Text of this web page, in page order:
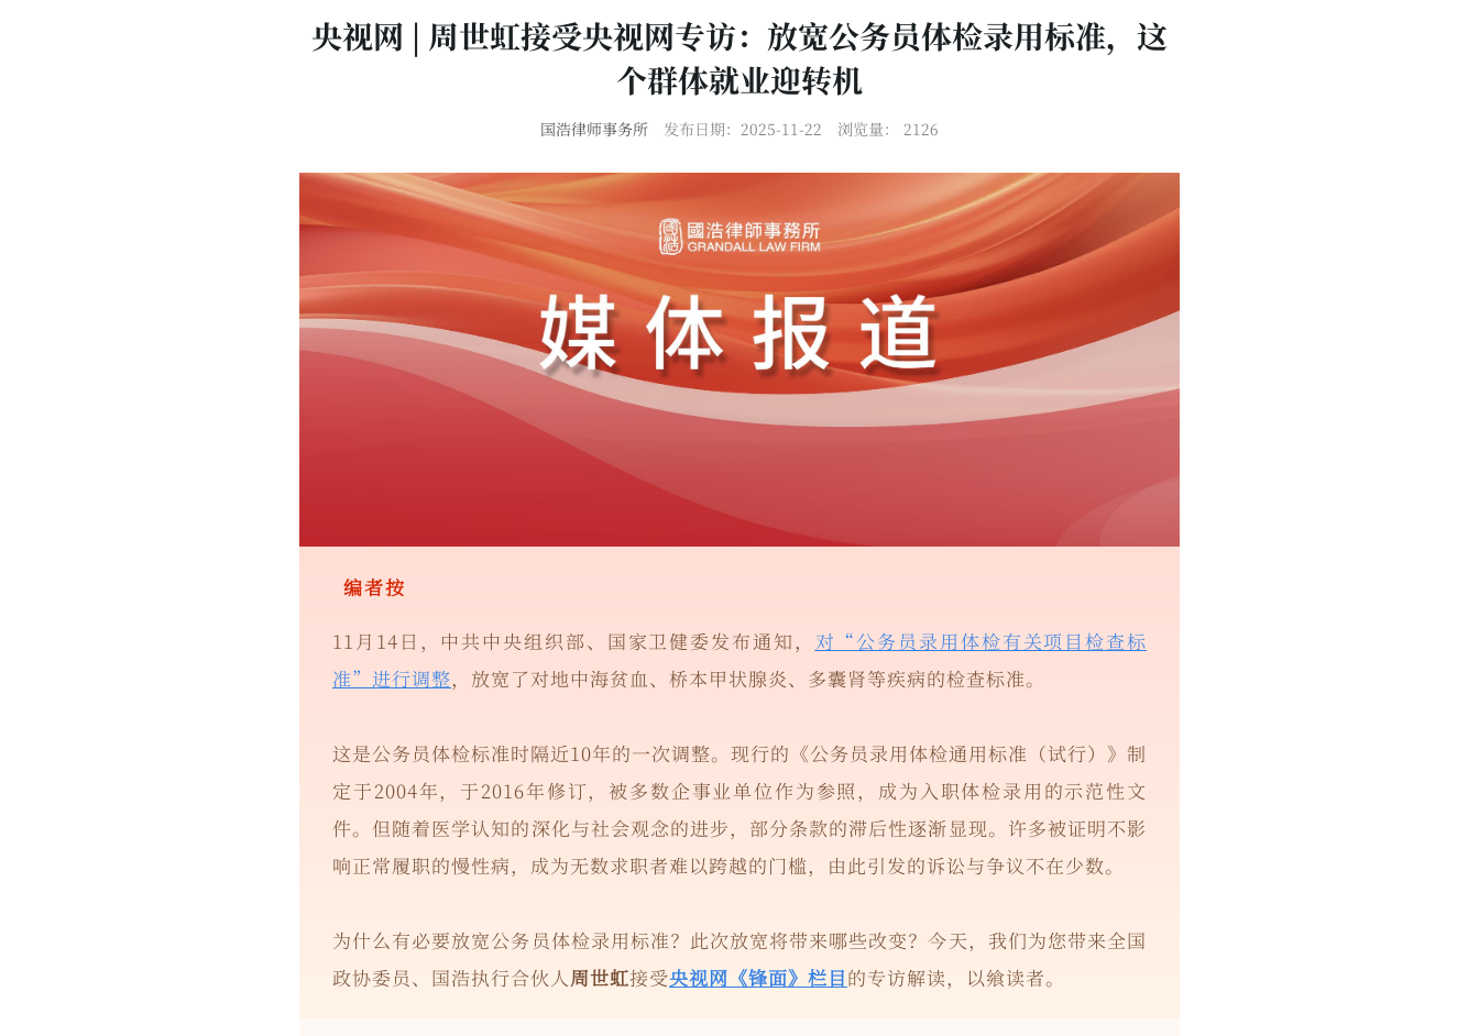
央视网 | 周世虹接受央视网专访：放宽公务员体检录用标准，这
个群体就业迎转机
国浩律师事务所 发布日期：2025-11-22 浏览量： 2126
编者按
11月14日，中共中央组织部、国家卫健委发布通知， 对“公务员录用体检有关项目检查标
准”进行调整，放宽了对地中海贫血、桥本甲状腺炎、多囊肾等疾病的检查标准。
这是公务员体检标准时隔近10年的一次调整。现行的《公务员录用体检通用标准（试行）》制
定于2004年，于2016年修订，被多数企事业单位作为参照，成为入职体检录用的示范性文
件。但随着医学认知的深化与社会观念的进步，部分条款的滞后性逐渐显现。许多被证明不影
响正常履职的慢性病，成为无数求职者难以跨越的门槛，由此引发的诉讼与争议不在少数。
为什么有必要放宽公务员体检录用标准？此次放宽将带来哪些改变？今天，我们为您带来全国
政协委员、国浩执行合伙人周世虹接受央视网《锋面》栏目的专访解读，以飨读者。